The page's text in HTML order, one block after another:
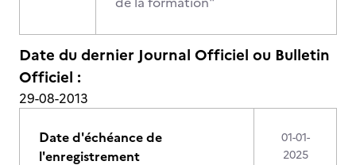
Date du dernier Journal Officiel ou Bulletin
Officiel :
29-08-2013
Date d'échéance de
l'enregistrement
01-01-
2025